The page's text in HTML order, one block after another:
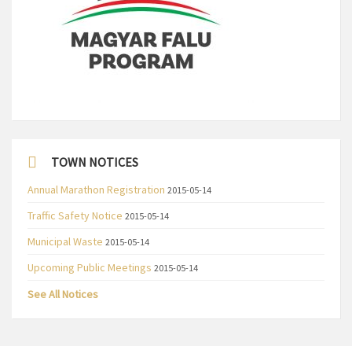
TOWN NOTICES
Annual Marathon Registration 2015-05-14
Traffic Safety Notice 2015-05-14
Municipal Waste 2015-05-14
Upcoming Public Meetings 2015-05-14
See All Notices